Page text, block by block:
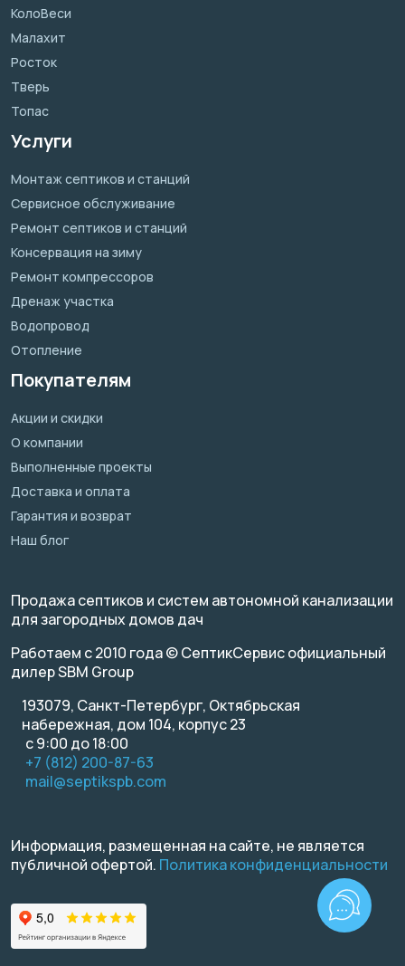
КолоВеси
Малахит
Росток
Тверь
Топас
Услуги
Монтаж септиков и станций
Сервисное обслуживание
Ремонт септиков и станций
Консервация на зиму
Ремонт компрессоров
Дренаж участка
Водопровод
Отопление
Покупателям
Акции и скидки
О компании
Выполненные проекты
Доставка и оплата
Гарантия и возврат
Наш блог
Продажа септиков и систем автономной канализации
для загородных домов дач
Работаем с 2010 года © СептикСервис официальный
дилер SBM Group
193079, Санкт-Петербург, Октябрьская
набережная, дом 104, корпус 23
с 9:00 до 18:00
+7 (812) 200-87-63
mail@septikspb.com
Информация, размещенная на сайте, не является
публичной офертой. Политика конфиденциальности